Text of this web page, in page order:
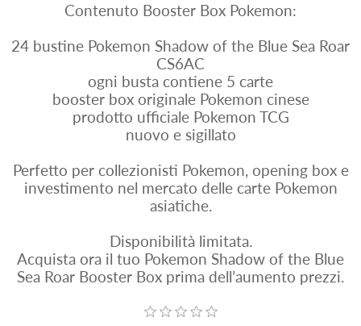
Contenuto Booster Box Pokemon:
24 bustine Pokemon Shadow of the Blue Sea Roar
CS6AC
ogni busta contiene 5 carte
booster box originale Pokemon cinese
prodotto ufficiale Pokemon TCG
nuovo e sigillato
Perfetto per collezionisti Pokemon, opening box e
investimento nel mercato delle carte Pokemon
asiatiche.
Disponibilità limitata.
Acquista ora il tuo Pokemon Shadow of the Blue
Sea Roar Booster Box prima dell’aumento prezzi.